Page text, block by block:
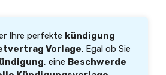
Ihre perfekte kündigung
Vorlage. Egal ob Sie
, eine Beschwerde